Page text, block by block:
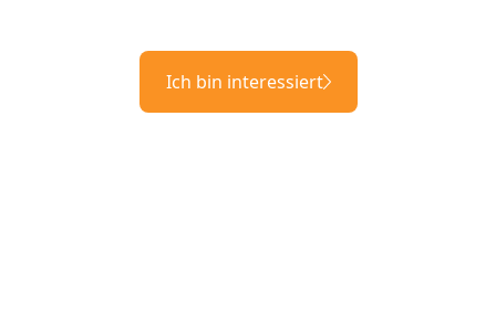
Ich bin interessiert